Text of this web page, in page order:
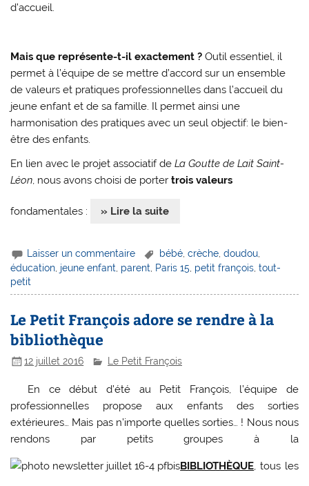
d’accueil.
Mais que représente-t-il exactement ? Outil essentiel, il
permet à l’équipe de se mettre d’accord sur un ensemble
de valeurs et pratiques professionnelles dans l’accueil du
jeune enfant et de sa famille. Il permet ainsi une
harmonisation des pratiques avec un seul objectif: le bien-
être des enfants.
En lien avec le projet associatif deLa Goutte de Lait Saint-
Léon, nous avons choisi de portertrois valeurs
fondamentales : » Lire la suite
Laisser un commentaire bébé ,crèche ,doudou
éducation, jeune enfant, parent, Paris 15, petit françois,tout-
petit
Le Petit François adore se rendre à la
bibliothèque
12 juillet 2016 Le Petit François
En ce début d’été au Petit François, l’équipe de
professionnelles propose aux enfants des sorties
extérieures… Mais pas n’importe quelles sorties… ! Nous nous
rendons par petits groupes à la
BIBLIOTHÈQUE, tous les